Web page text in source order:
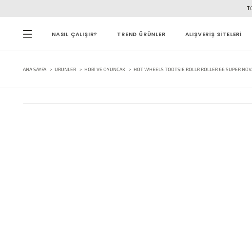
NASIL ÇALIŞIR? TREND ÜRÜNLER ALIŞVERİŞ SİTELERİ
ANA SAYFA URUNLER HOBI VE OYUNCAK HOT WHEELS TOOTSIE ROLLR ROLLER 66 SUPER